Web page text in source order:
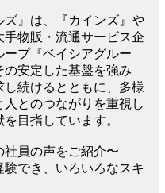
ズ』は、『カインズ』や
手物販・流通サービス企
プ『ベイシアグルー
安定した基盤を強み
続けるとともに、多様
とのつながりを重視し
目指しています。
員の声をご紹介〜
験でき、いろいろなスキ